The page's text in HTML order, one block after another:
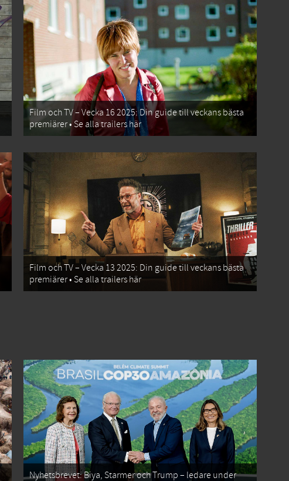
Film och TV – Vecka 16 2025: Din guide till veckans bästa
premiärer • Se alla trailers här
Film och TV – Vecka 13 2025: Din guide till veckans bästa
premiärer • Se alla trailers här
Nyhetsbrevet: Biya, Starmer och Trump – ledare under